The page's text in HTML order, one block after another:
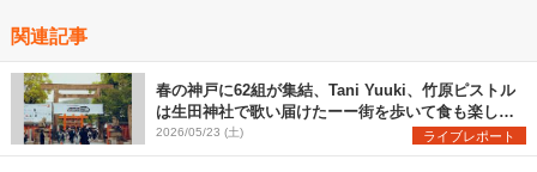
関連記事
春の神戸に62組が集結、Tani Yuuki、竹原ピストル
は生田神社で歌い届けたーー街を歩いて食も楽しむ
『アコースティックフェスティバル』振り返りレポ
ート
2026/05/23 (土) ライブレポート